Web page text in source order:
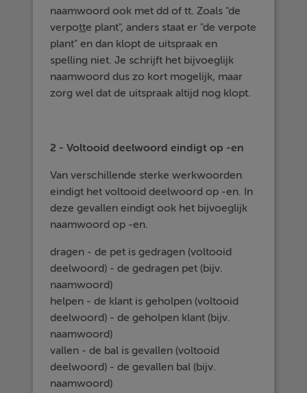
naamwoord ook met dd of tt. Zoals "de
verpotte plant", anders staat er "de verpote
plant" en dan klopt de uitspraak en
spelling niet. Je schrijft het bijvoeglijk
naamwoord dus zo kort mogelijk, maar
zorg wel dat de uitspraak altijd nog klopt.
2 - Voltooid deelwoord eindigt op -en
Van verschillende sterke werkwoorden
eindigt het voltooid deelwoord op -en. In
deze gevallen eindigt ook het bijvoeglijk
naamwoord op -en.
dragen - de pet is gedragen (voltooid
deelwoord) - de gedragen pet (bijv.
naamwoord)
helpen - de klant is geholpen (voltooid
deelwoord) - de geholpen klant (bijv.
naamwoord)
vallen - de bal is gevallen (voltooid
deelwoord) - de gevallen bal (bijv.
naamwoord)